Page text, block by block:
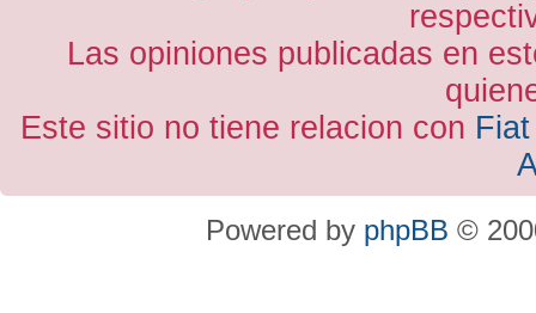
Las opiniones publicadas en
Este sitio no tiene relacion con
Powered by phpBB ©